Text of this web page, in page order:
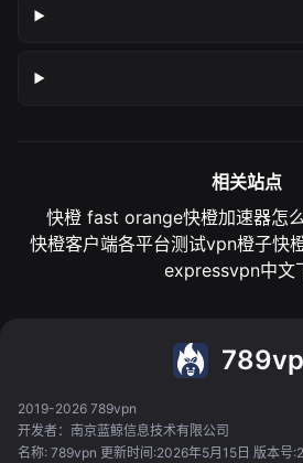
相关站点
快橙 fast orange快橙加速器怎
快橙客户端各平台测试vpn橙子快
expressvpn中文
2019-2026 789vpn
开发者：南京蓝鲸信息技术有限公司
名称: 789vpn 更新时间:2026年5月15日 版本号